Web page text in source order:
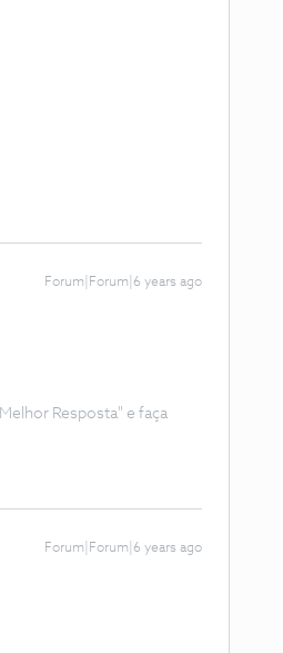
Forum|Forum|6 years ago
Resposta" e faça
Forum|Forum|6 years ago